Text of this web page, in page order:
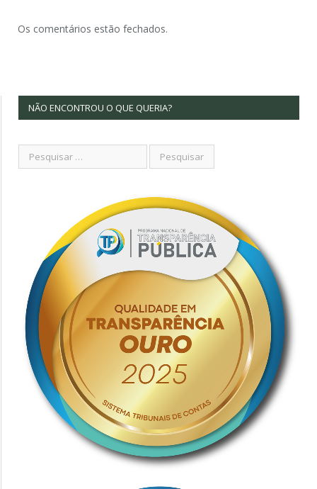
Os comentários estão fechados.
NÃO ENCONTROU O QUE QUERIA?